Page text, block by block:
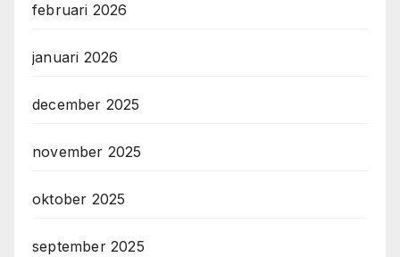
februari 2026
januari 2026
december 2025
november 2025
oktober 2025
september 2025